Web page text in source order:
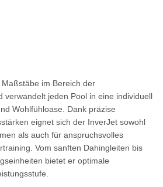
im Bereich der
verwandelt jeden Pool in eine individuell
Wohlfühloase. Dank präzise
eignet sich der InverJet sowohl
als auch für anspruchsvolles
Vom sanften Dahingleiten bis
bietet er optimale